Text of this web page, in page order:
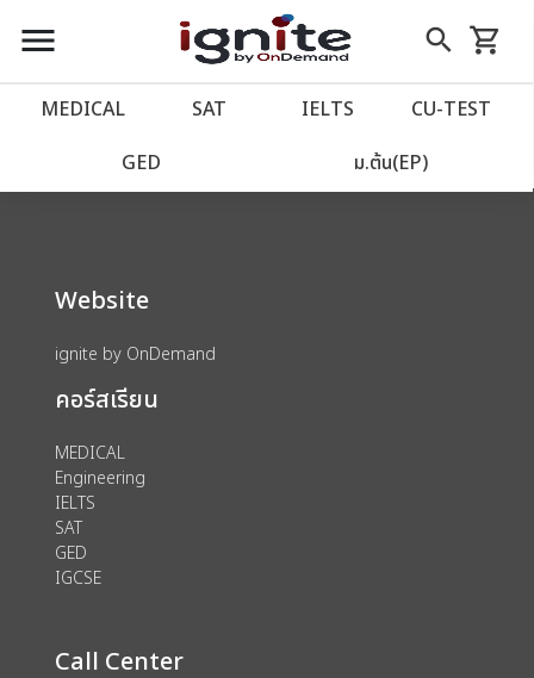
close
account_balance หน้าแรก
เว็บไซต์อิกไนท์
import_contacts วางแผนการเรียน
account_circle เข้าสู่ระบบ
assignment ลงทะเบียน
menu search
Skip
to
shopping_cart
รถเข็น
MEDICAL SAT IELTS CU‑TEST
GED ม.ต้น(EP)
We could not find anything for 80000179
Website
ignite by OnDemand
คอร์สเรียน
MEDICAL
Engineering
IELTS
SAT
GED
IGCSE
Call Center